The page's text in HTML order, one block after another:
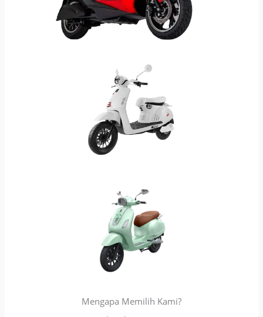
Mengapa Memilih Kami?